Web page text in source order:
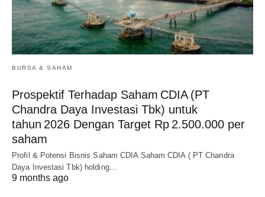
BURSA & SAHAM
Prospektif Terhadap Saham CDIA (PT
Chandra Daya Investasi Tbk) untuk
tahun 2026 Dengan Target Rp 2.500.000 per
saham
Profil & Potensi Bisnis Saham CDIA Saham CDIA ( PT Chandra
Daya Investasi Tbk) holding…
9 months ago